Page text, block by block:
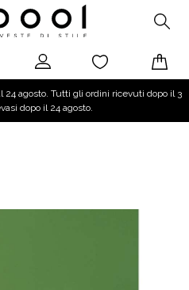
24 agosto. Tutti gli ordini ricevuti dopo il 3
dopo il 24 agosto.